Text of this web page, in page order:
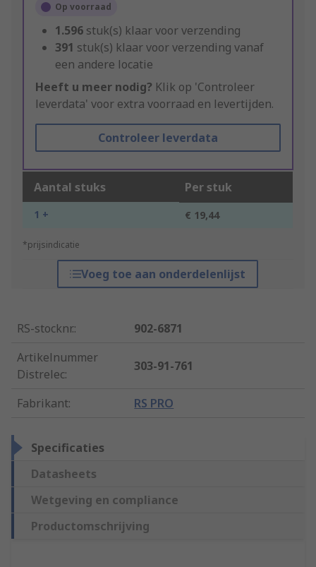
Op voorraad
1.596 stuk(s) klaar voor verzending
391 stuk(s) klaar voor verzending vanaf
een andere locatie
Heeft u meer nodig? Klik op 'Controleer
leverdata' voor extra voorraad en levertijden.
Controleer leverdata
Aantal stuks Per stuk
1 + € 19,44
*prijsindicatie
Voeg toe aan onderdelenlijst
RS-stocknr.:
902-6871
Artikelnummer
Distrelec:
303-91-761
Fabrikant: RS PRO
Specificaties
Datasheets
Wetgeving en compliance
Productomschrijving